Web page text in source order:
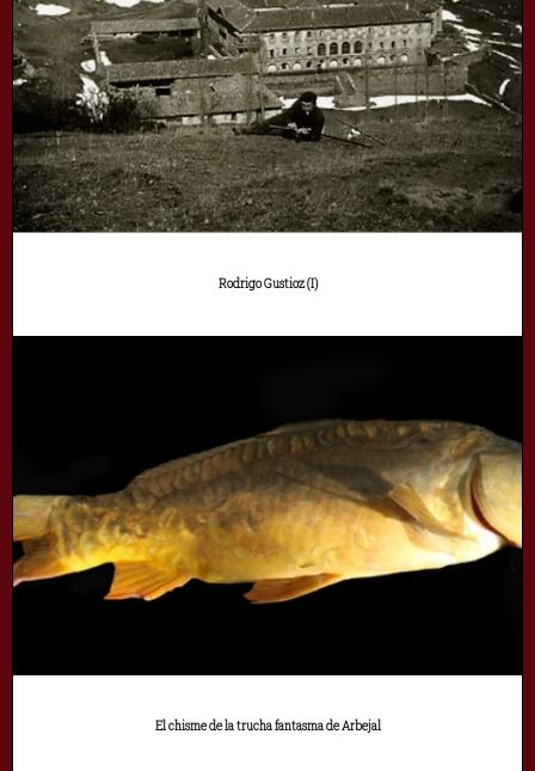
Rodrigo Gustioz (I)
El chisme de la trucha fantasma de Arbejal